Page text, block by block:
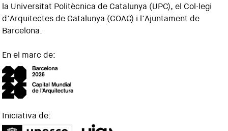
la Universitat Politècnica de Catalunya (UPC), el Col·legi
d’Arquitectes de Catalunya (COAC) i l’Ajuntament de
Barcelona.
En el marc de:
Iniciativa de: